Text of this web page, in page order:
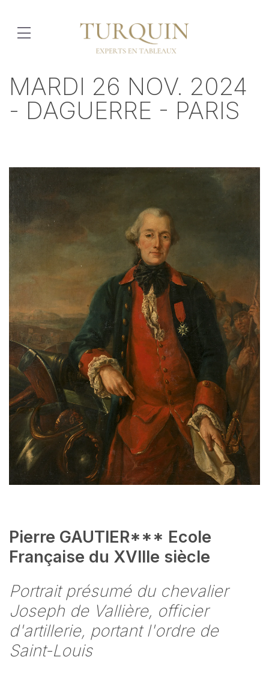
MARDI 26 NOV. 2024
- DAGUERRE - PARIS
Pierre GAUTIER*** Ecole
Française du XVIIIe siècle
Portrait présumé du chevalier
Joseph de Vallière, officier
d'artillerie, portant l'ordre de
Saint-Louis